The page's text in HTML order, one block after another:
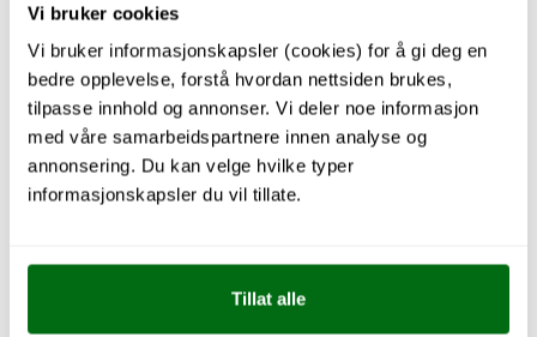
Vi bruker cookies
Vi bruker informasjonskapsler (cookies) for å gi deg en
bedre opplevelse, forstå hvordan nettsiden brukes,
tilpasse innhold og annonser. Vi deler noe informasjon
med våre samarbeidspartnere innen analyse og
annonsering. Du kan velge hvilke typer
informasjonskapsler du vil tillate.
Tillat alle
Utforsk kjøkken